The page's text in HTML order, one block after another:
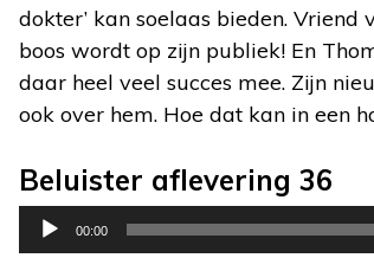
dokter’ kan soelaas bieden.
boos wordt op zijn publiek! En
daar heel veel succes mee. Zijn
ook over hem. Hoe dat kan in een
Beluister aflevering 36
Audiospeler
00:00